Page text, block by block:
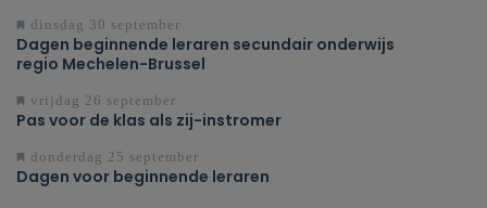
dinsdag 30 september
Dagen beginnende leraren secundair onderwijs
regio Mechelen-Brussel
vrijdag 26 september
Pas voor de klas als zij-instromer
donderdag 25 september
Dagen voor beginnende leraren